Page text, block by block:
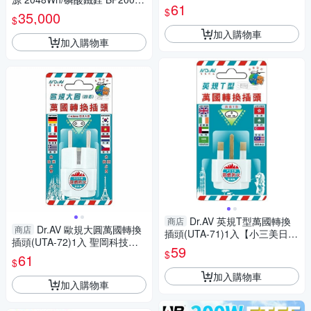
專用子機 PD100W 手機筆電充
電
$35,000
加入購物車
商店 Dr.AV 歐規大圓萬國轉換
插頭(UTA-72)1入 聖岡科技
【小三美日】 DS016388
$61
加入購物車
日】 DS016390 聖岡科技
$61
加入購物車
商店 Dr.AV 英規T型萬國轉換
插頭(UTA-71)1入【小三美日】
DS016391
$59
加入購物車